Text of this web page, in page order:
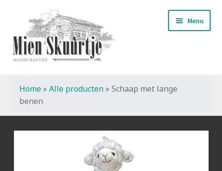
naar
navigatie
de
inhoud
Menu
Start
Handmade
Home» Alle producten» Schaap met lange
benen